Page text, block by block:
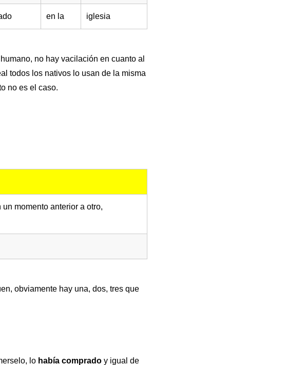
en la iglesia
no hay vacilación en cuanto al
todos los nativos lo usan de la misma
no es el caso.
momento anterior a otro,
obviamente hay una, dos, tres que
lo había comprado y igual de